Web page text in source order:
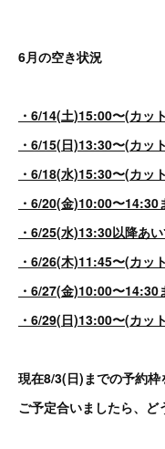
6月の空き状況
・6/14(土)15:00〜(カッ
・6/15(日)13:30〜(カッ
・6/18(水)15:30〜(カッ
・6/20(金)10:00〜14:30
・6/25(水)13:30以降あ
・6/26(木)11:45〜(カッ
・6/27(金)10:00〜14:30
・6/29(日)13:00〜(カッ
現在8/3(日)までの予約
ご予定合いましたら、